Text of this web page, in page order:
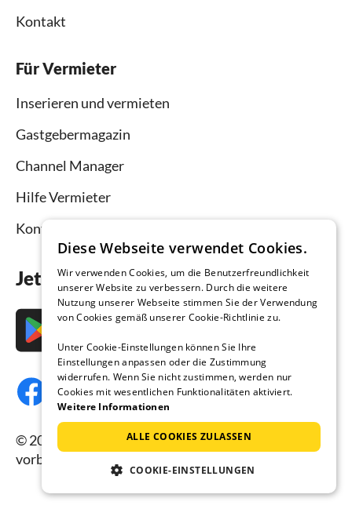
Kontakt
Für Vermieter
Inserieren und vermieten
Gastgebermagazin
Channel Manager
Hilfe Vermieter
Kontakt
Jetzt die App downloaden
© 2026 Ferienhausmiete.de, alle Rechte
vorbehalten.
Diese Webseite verwendet Cookies.
Wir verwenden Cookies, um die Benutzerfreundlichkeit
unserer Website zu verbessern. Durch die weitere
Nutzung unserer Webseite stimmen Sie der Verwendung
von Cookies gemäß unserer Cookie-Richtlinie zu.
Unter Cookie-Einstellungen können Sie Ihre
Einstellungen anpassen oder die Zustimmung
widerrufen. Wenn Sie nicht zustimmen, werden nur
Cookies mit wesentlichen Funktionalitäten aktiviert.
Weitere Informationen
ALLE COOKIES ZULASSEN
COOKIE-EINSTELLUNGEN